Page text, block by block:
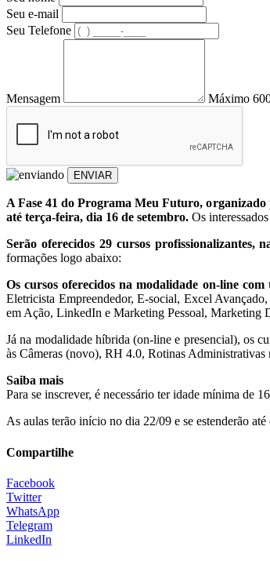
Seu e-mail
Seu Telefone
Mensagem Máximo
ENVIAR
A Fase 41 do Programa Meu Futuro,
até terça-feira, dia 16 de setembro. Os
Serão oferecidos 29 cursos profissionalizantes,
formações logo abaixo:
Os cursos oferecidos na modalidade on-line com
Eletricista Empreendedor, E-social, Excel
em Ação, LinkedIn e Marketing Pessoal, Marketing
Já na modalidade híbrida (on-line e presencial), os
às Câmeras (novo), RH 4.0, Rotinas
Saiba mais
Para se inscrever, é necessário ter idade mínima de
As aulas terão início no dia 22/09 e se estenderão
Compartilhe
Facebook
Twitter
WhatsApp
Telegram
LinkedIn